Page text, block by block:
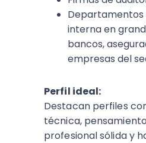
interna en
bancos,
empresas del
Perfil ideal:
Destacan perfiles
técnica,
profesional sólida y